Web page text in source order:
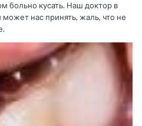
больно кусать. Наш доктор в
нас принять, жаль, что не